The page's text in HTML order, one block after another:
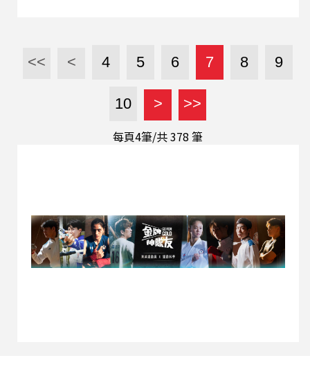
<< < 4 5 6 7 8 9
10 > >>
每頁4筆/共378 筆